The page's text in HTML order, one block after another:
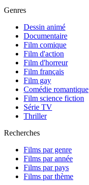
Genres
Dessin animé
Documentaire
Film comique
Film d'action
Film d'horreur
Film français
Film gay
Comédie romantique
Film science fiction
Série TV
Thriller
Recherches
Films par genre
Films par année
Films par pays
Films par thème